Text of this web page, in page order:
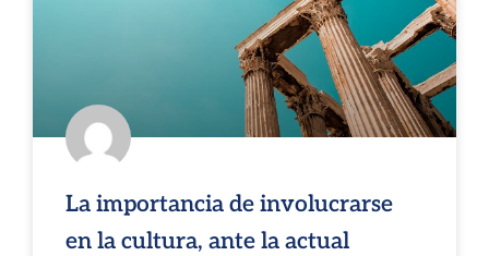
La importancia de involucrarse
en la cultura, ante la actual